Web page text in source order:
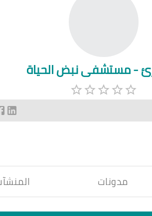
- مستشفى نبض الحياة
مدونات